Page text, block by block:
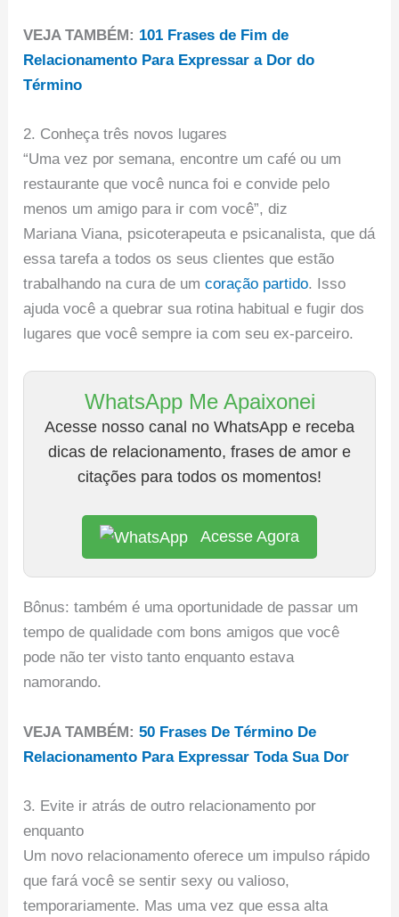
VEJA TAMBÉM: 101 Frases de Fim de
Relacionamento Para Expressar a Dor do
Término
2. Conheça três novos lugares
“Uma vez por semana, encontre um café ou um
restaurante que você nunca foi e convide pelo
menos um amigo para ir com você”, diz
Mariana Viana, psicoterapeuta e psicanalista, que dá
essa tarefa a todos os seus clientes que estão
trabalhando na cura de umcoração partido. Isso
ajuda você a quebrar sua rotina habitual e fugir dos
lugares que você sempre ia com seu ex-parceiro.
WhatsApp Me Apaixonei
Acesse nosso canal no WhatsApp e receba
dicas de relacionamento, frases de amor e
citações para todos os momentos!
Acesse Agora
Bônus: também é uma oportunidade de passar um
tempo de qualidade com bons amigos que você
pode não ter visto tanto enquanto estava
namorando.
VEJA TAMBÉM:50 Frases De Término De
Relacionamento Para Expressar Toda Sua Dor
3. Evite ir atrás de outro relacionamento por
enquanto
Um novo relacionamento oferece um impulso rápido
que fará você se sentir sexy ou valioso,
temporariamente. Mas uma vez que essa alta